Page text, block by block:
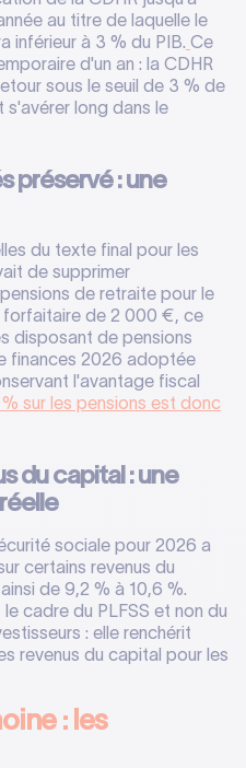
au titre de laquelle le
inférieur à 3 % du PIB. Ce
d'un an : la CDHR
sous le seuil de 3 % de
s'avérer long dans le
préservé : une
du texte final pour les
de supprimer
de retraite pour le
forfaitaire de 2 000 €, ce
disposant de pensions
finances 2026 adoptée
l'avantage fiscal
sur les pensions est donc
du capital : une
sociale pour 2026 a
certains revenus du
de 9,2 % à 10,6 %.
cadre du PLFSS et non du
: elle renchérit
revenus du capital pour les
: les